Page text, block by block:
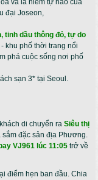
và là niềm tự hào của
đại Joseon,
tinh dầu thông đỏ, tự do
- khu phố thời trang nổi
phá cuộc sống nơi phố
sạn 3* tại Seoul.
di chuyển raSiêu thị
đặc sản địa Phương.
VJ961 lúc 11:05 trở về
điểm hẹn ban đầu. Chia